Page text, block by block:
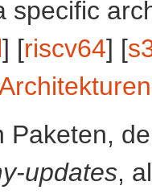
specific
] [riscv64] [
Paketen,
updates,